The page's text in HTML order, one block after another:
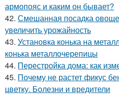
армопояс и каким он бывает?
42. Смешанная посадка
увеличить урожайность
43. Установка конька на
конька металлочерепицы
44. Перестройка дома: как
45. Почему не растет фикус
цветку. Болезни и вредители